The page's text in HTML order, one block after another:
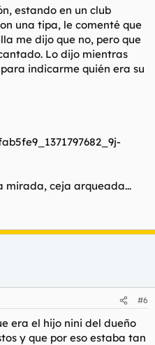
estando en un club
una tipa, le comenté que
me dijo que no, pero que
Lo dijo mientras
indicarme quién era su
mirada, ceja arqueada...
#6
era el hijo nini del dueño
y que por eso estaba tan